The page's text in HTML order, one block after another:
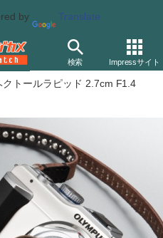
by Translate
検索 Impressサイト
Cマウントアダプターの異
トールラピッド 2.7cm F1.4